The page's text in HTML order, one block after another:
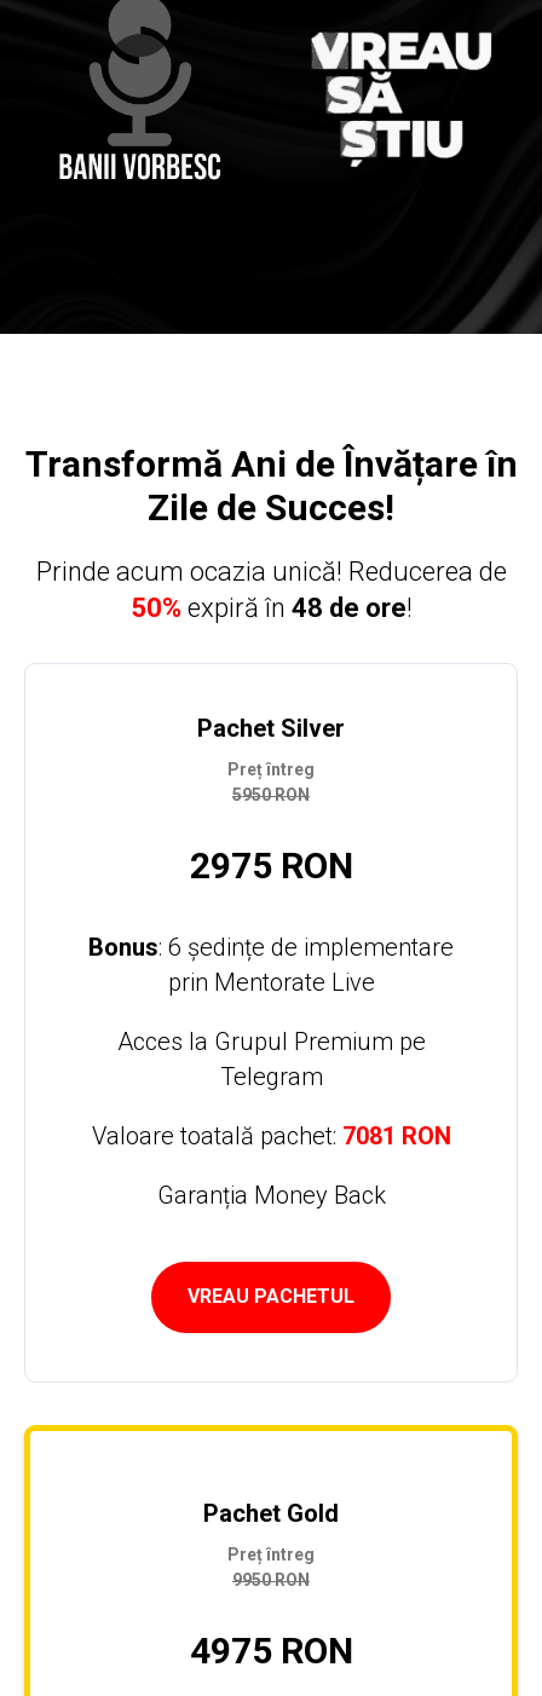
Transformă Ani de Învățare în
Zile de Succes!
Prinde acum ocazia unică! Reducerea de
50% expiră în 48 de ore!
Pachet Silver
Preț întreg
5950 RON
2975 RON
Bonus: 6 ședințe de implementare
prin Mentorate Live
Acces la Grupul Premium pe
Telegram
Valoare toatală pachet: 7081 RON
Garanția Money Back
VREAU PACHETUL
Pachet Gold
Preț întreg
9950 RON
4975 RON